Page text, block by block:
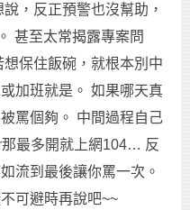
，反正預警也沒幫助，
甚至太常揭露專案問
保住飯碗，就根本別中
加班就是。 如果哪天真
罵個夠。 中間過程自己
最多開就上網104… 反
流到最後讓你罵一次。
可避時再說吧~~